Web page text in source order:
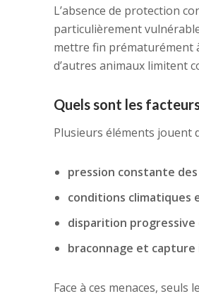
L’absence de protection
particulièrement
mettre fin prématurément
d’autres animaux limitent
Quels sont les
Plusieurs éléments jouent
pression constante
conditions climatiques
disparition
braconnage et capture
Face à ces menaces,